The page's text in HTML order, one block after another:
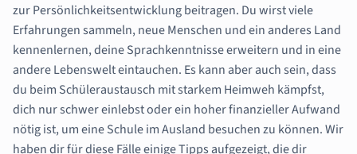
zur Persönlichkeitsentwicklung beitragen. Du wirst viele
Erfahrungen sammeln, neue Menschen und ein anderes Land
kennenlernen, deine Sprachkenntnisse erweitern und in eine
andere Lebenswelt eintauchen. Es kann aber auch sein, dass
du beim Schüleraustausch mit starkem Heimweh kämpfst,
dich nur schwer einlebst oder ein hoher finanzieller Aufwand
nötig ist, um eine Schule im Ausland besuchen zu können. Wir
haben dir für diese Fälle einige Tipps aufgezeigt, die dir